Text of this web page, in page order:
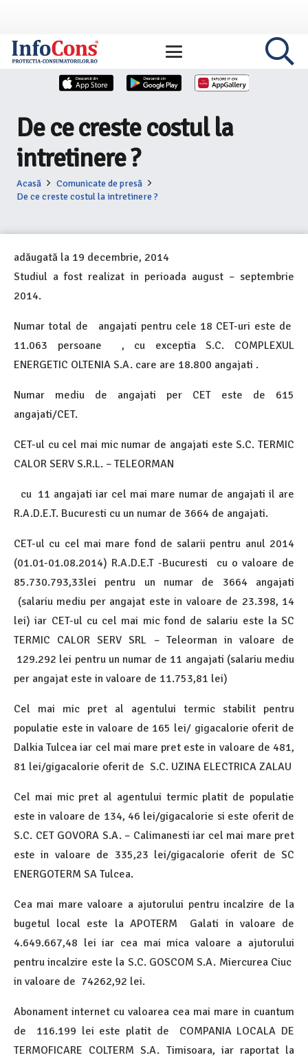
De ce creste costul la
intretinere ?
Acasă
Comunicate de presă
De ce creste costul la intretinere ?
adăugată la 19 decembrie, 2014
Studiul a fost realizat in perioada august – septembrie
2014.
Numar total de angajati pentru cele 18 CET-uri este de
11.063 persoane , cu exceptia S.C. COMPLEXUL
ENERGETIC OLTENIA S.A. care are 18.800 angajati .
Numar mediu de angajati per CET este de 615
angajati/CET.
CET-ul cu cel mai mic numar de angajati este S.C. TERMIC
CALOR SERV S.R.L. – TELEORMAN
cu 11 angajati iar cel mai mare numar de angajati il are
R.A.D.E.T. Bucuresti cu un numar de 3664 de angajati.
CET-ul cu cel mai mare fond de salarii pentru anul 2014
(01.01-01.08.2014) R.A.D.E.T -Bucuresti cu o valoare de
85.730.793,33lei pentru un numar de 3664 angajati
(salariu mediu per angajat este in valoare de 23.398, 14
lei) iar CET-ul cu cel mai mic fond de salariu este la SC
TERMIC CALOR SERV SRL – Teleorman in valoare de
129.292 lei pentru un numar de 11 angajati (salariu mediu
per angajat este in valoare de 11.753,81 lei)
Cel mai mic pret al agentului termic stabilit pentru
populatie este in valoare de 165 lei/ gigacalorie oferit de
Dalkia Tulcea iar cel mai mare pret este in valoare de 481,
81 lei/gigacalorie oferit de S.C. UZINA ELECTRICA ZALAU
Cel mai mic pret al agentului termic platit de populatie
este in valoare de 134, 46 lei/gigacalorie si este oferit de
S.C. CET GOVORA S.A. – Calimanesti iar cel mai mare pret
este in valoare de 335,23 lei/gigacalorie oferit de SC
ENERGOTERM SA Tulcea.
Cea mai mare valoare a ajutorului pentru incalzire de la
bugetul local este la APOTERM Galati in valoare de
4.649.667,48 lei iar cea mai mica valoare a ajutorului
pentru incalzire este la S.C. GOSCOM S.A. Miercurea Ciuc
in valoare de 74262,92 lei.
Abonament internet cu valoarea cea mai mare in cuantum
de 116.199 lei este platit de COMPANIA LOCALA DE
TERMOFICARE COLTERM S.A. Timisoara, iar raportat la